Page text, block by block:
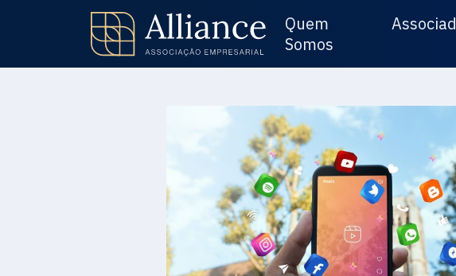
Quem
Somos